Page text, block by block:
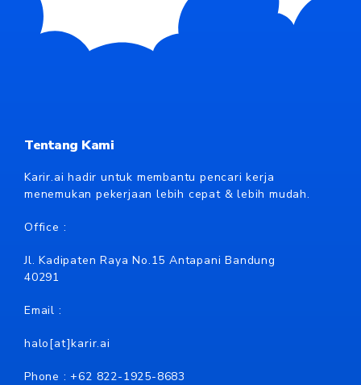
Tentang Kami
Karir.ai hadir untuk membantu pencari kerja
menemukan pekerjaan lebih cepat & lebih mudah.
Office :
Jl. Kadipaten Raya No.15 Antapani Bandung
40291
Email :
halo[at]karir.ai
Phone : +62 822-1925-8683